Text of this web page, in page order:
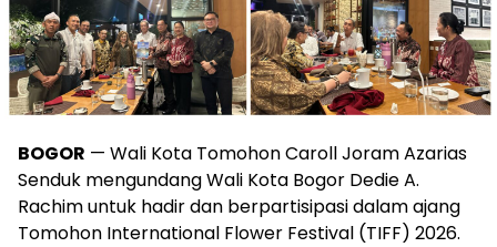
BOGOR — Wali Kota Tomohon Caroll Joram Azarias
Senduk mengundang Wali Kota Bogor Dedie A.
Rachim untuk hadir dan berpartisipasi dalam ajang
Tomohon International Flower Festival (TIFF) 2026.